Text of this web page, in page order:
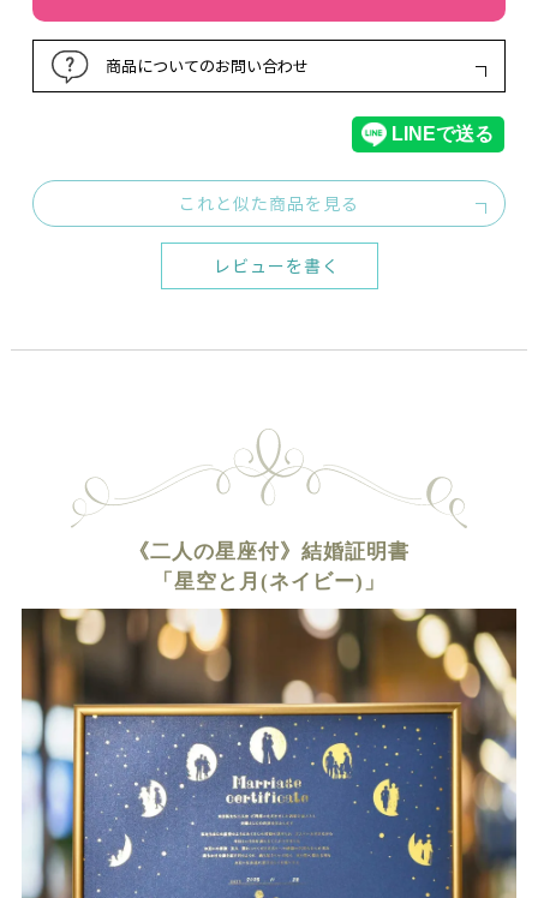
商品についてのお問い合わせ
これと似た商品を見る
レビューを書く
《二人の星座付》結婚証明書
「星空と月(ネイビー)」